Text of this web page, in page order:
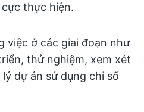
thực hiện.
việc ở các giai đoạn như
thử nghiệm, xem xét
lý dự án sử dụng chỉ số